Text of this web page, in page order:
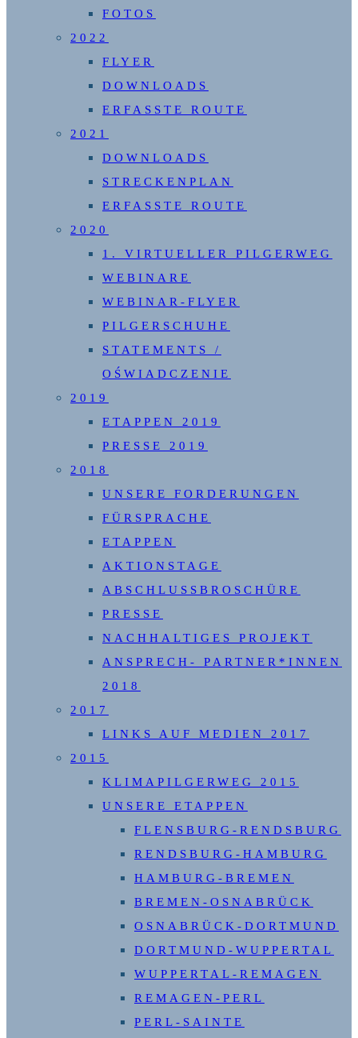
FOTOS
2022
FLYER
DOWNLOADS
ERFASSTE ROUTE
2021
DOWNLOADS
STRECKENPLAN
ERFASSTE ROUTE
2020
1. VIRTUELLER PILGERWEG
WEBINARE
WEBINAR-FLYER
PILGERSCHUHE
STATEMENTS /
OŚWIADCZENIE
2019
ETAPPEN 2019
PRESSE 2019
2018
UNSERE FORDERUNGEN
FÜRSPRACHE
ETAPPEN
AKTIONSTAGE
ABSCHLUSSBROSCHÜRE
PRESSE
NACHHALTIGES PROJEKT
ANSPRECH- PARTNER*INNEN
2018
2017
LINKS AUF MEDIEN 2017
2015
KLIMAPILGERWEG 2015
UNSERE ETAPPEN
FLENSBURG-RENDSBURG
RENDSBURG-HAMBURG
HAMBURG-BREMEN
BREMEN-OSNABRÜCK
OSNABRÜCK-DORTMUND
DORTMUND-WUPPERTAL
WUPPERTAL-REMAGEN
REMAGEN-PERL
PERL-SAINTE